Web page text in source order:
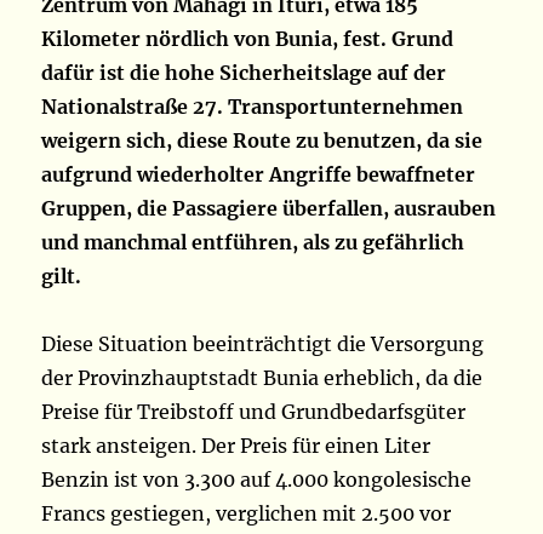
Zentrum von Mahagi in Ituri, etwa 185
Kilometer nördlich von Bunia, fest. Grund
dafür ist die hohe Sicherheitslage auf der
Nationalstraße 27. Transportunternehmen
weigern sich, diese Route zu benutzen, da sie
aufgrund wiederholter Angriffe bewaffneter
Gruppen, die Passagiere überfallen, ausrauben
und manchmal entführen, als zu gefährlich
gilt.
Diese Situation beeinträchtigt die Versorgung
der Provinzhauptstadt Bunia erheblich, da die
Preise für Treibstoff und Grundbedarfsgüter
stark ansteigen. Der Preis für einen Liter
Benzin ist von 3.300 auf 4.000 kongolesische
Francs gestiegen, verglichen mit 2.500 vor